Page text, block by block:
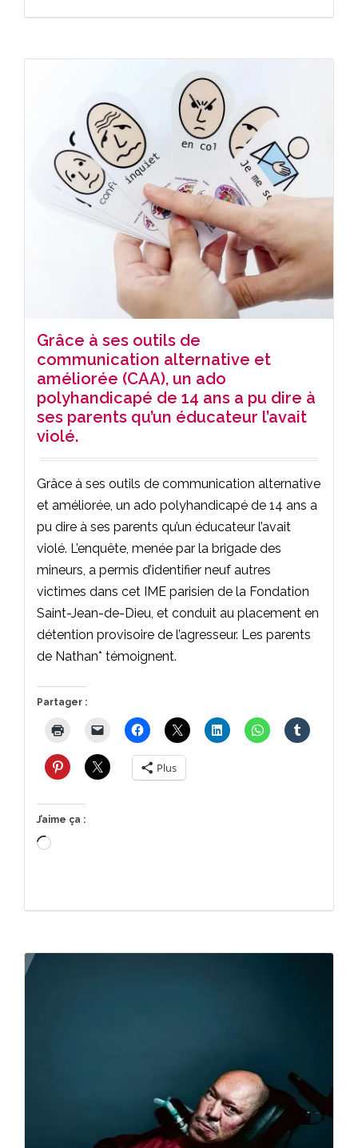
Grâce à ses outils de
communication alternative et
améliorée (CAA), un ado
polyhandicapé de 14 ans a pu dire à
ses parents qu’un éducateur l’avait
violé.
Grâce à ses outils de communication alternative
et améliorée, un ado polyhandicapé de 14 ans a
pu dire à ses parents qu’un éducateur l’avait
violé. L’enquête, menée par la brigade des
mineurs, a permis d’identifier neuf autres
victimes dans cet IME parisien de la Fondation
Saint-Jean-de-Dieu, et conduit au placement en
détention provisoire de l’agresseur. Les parents
de Nathan* témoignent.
Partager :
Plus
J’aime ça :
Chargement…